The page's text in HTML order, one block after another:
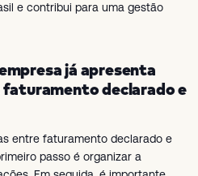
e contribui para uma gestão
já apresenta
declarado e
entre faturamento declarado e
passo é organizar a